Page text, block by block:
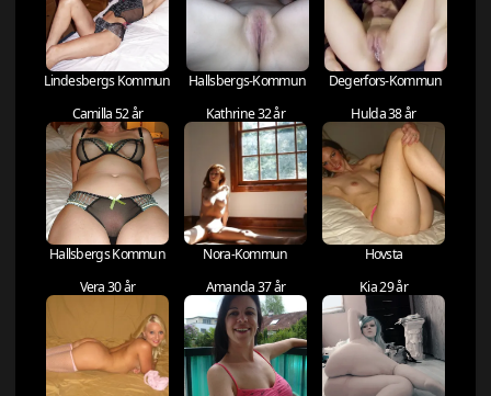
Lindesbergs Kommun Hallsbergs-Kommun
Degerfors-Kommun
Camilla 52 år
Hallsbergs Kommun
Kathrine 32 år
Nora-Kommun
Hulda 38 år
Hovsta
Vera 30 år
Amanda 37 år Kia 29 år